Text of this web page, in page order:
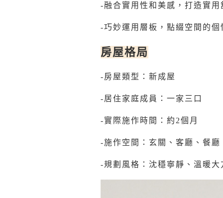
-融合實用性和美感，打造實用
-巧妙運用層板，點綴空間的個
房屋格局
-房屋類型：新成屋
-居住家庭成員：一家三口
-實際施作時間：約2個月
-施作空間：玄關、客廳、餐
-規劃風格：沈穩寧靜、溫暖大